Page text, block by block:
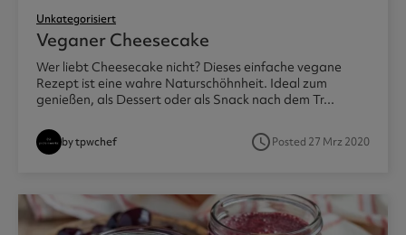
Unkategorisiert
Veganer Cheesecake
Wer liebt Cheesecake nicht? Dieses einfache vegane
Rezept ist eine wahre Naturschöhnheit. Ideal zum
genießen, als Dessert oder als Snack nach dem Tr...
by tpwchef access_timePosted 27 Mrz 2020